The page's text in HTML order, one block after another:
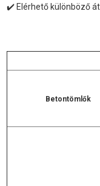
✔️ Elérhető különböző
Betontömlők